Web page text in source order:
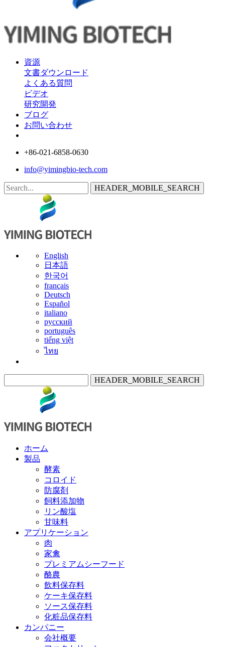
資源
文書ダウンロード
よくある質問
ビデオ
研究開発
ブログ
お問い合わせ
+86-021-6858-0630
info@yimingbio-tech.com
HEADER_MOBILE_SEARCH
English
日本語
한국어
français
Deutsch
Español
italiano
русский
português
tiếng việt
ไทย
HEADER_MOBILE_SEARCH
ホーム
製品
酵素
コロイド
防腐剤
飼料添加物
リン酸塩
甘味料
アプリケーション
肉
家禽
プレミアムシーフード
酪農
飲料保存料
ケーキ保存料
ソース保存料
化粧品保存料
カンパニー
会社概要